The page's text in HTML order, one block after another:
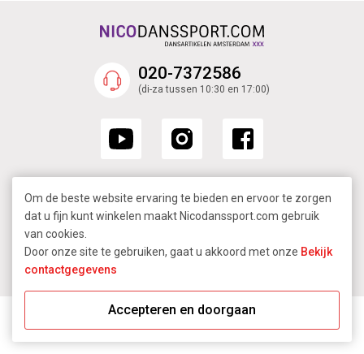
020-7372586
(di-za tussen 10:30 en 17:00)
Sitemap
Om de beste website ervaring te bieden en ervoor te zorgen
dat u fijn kunt winkelen maakt Nicodanssport.com gebruik
van cookies.
Door onze site te gebruiken, gaat u akkoord met onze Bekijk
contactgegevens
Accepteren en doorgaan